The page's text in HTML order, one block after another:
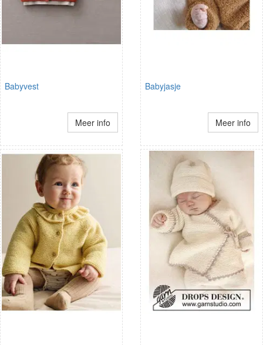
Babyvest
Meer info
Babyjasje
Meer info